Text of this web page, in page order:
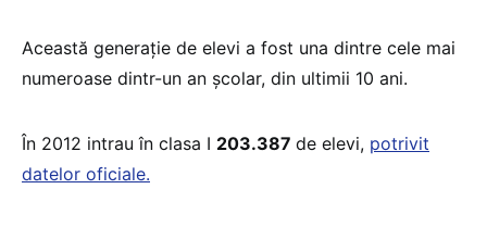
Această generație de elevi a fost una dintre cele mai
numeroase dintr-un an școlar, din ultimii 10 ani.
În 2012 intrau în clasa I 203.387 de elevi, potrivit
datelor oficiale.